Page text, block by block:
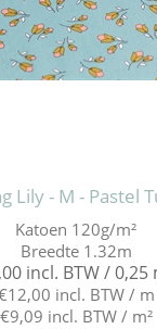
Lily - M - Pastel
Katoen 120g/m²
Breedte 1.32m
incl. BTW / 0,25
incl. BTW / m
€9,09 incl. BTW / m²